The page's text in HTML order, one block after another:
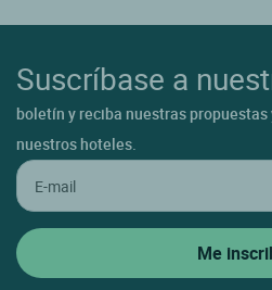
Suscríbase a
boletín y reciba nuestras
nuestros hoteles.